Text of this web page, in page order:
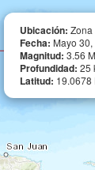
Ubicación: Zona
Fecha: Mayo
Magnitud: 3.56
Profundidad: 25
Latitud: 19.0678